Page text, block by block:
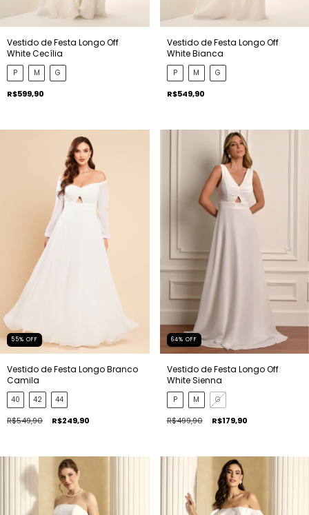
Vestido de Festa Longo Off
White Cecília
P M G
R$599,90
Vestido de Festa Longo Off
White Bianca
P M G
R$549,90
55% OFF
Vestido de Festa Longo Branco
Camila
40 42 44
R$549,90 R$249,90
64% OFF
Vestido de Festa Longo Off
White Sienna
P M G
R$499,90 R$179,90